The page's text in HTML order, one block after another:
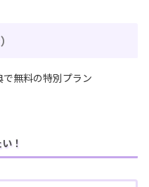
無料の特別プラン
！